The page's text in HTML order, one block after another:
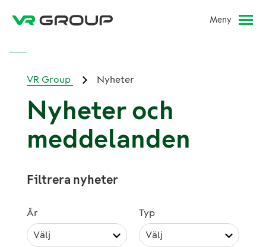
Meny
VR Group Nyheter
Nyheter och
meddelanden
Filtrera nyheter
År
Välj
Typ
Välj